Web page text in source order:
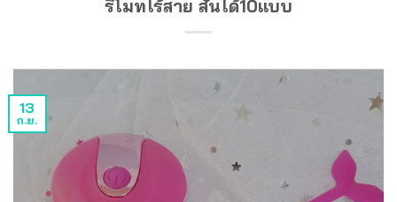
รีโมทไร้สาย สั่นได้10แบบ
13
ก.ย.